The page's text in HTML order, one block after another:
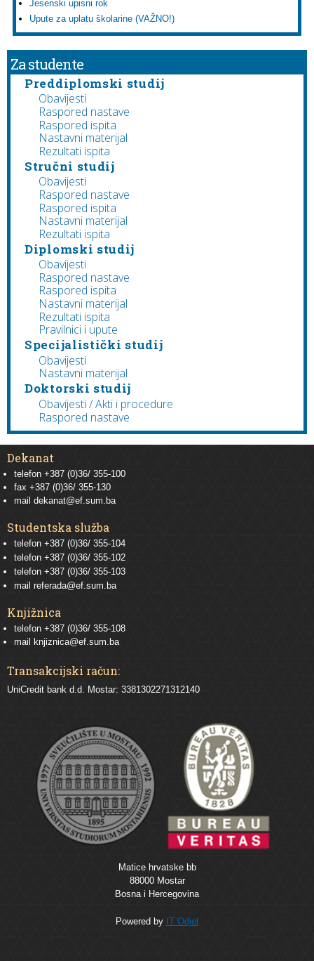
Jesenski upisni rok
Upute za uplatu školarine (VAŽNO!)
Za studente
Preddiplomski studij
Obavijesti
Raspored nastave
Raspored ispita
Nastavni materijal
Rezultati ispita
Stručni studij
Obavijesti
Raspored nastave
Raspored ispita
Nastavni materijal
Rezultati ispita
Diplomski studij
Obavijesti
Raspored nastave
Raspored ispita
Nastavni materijal
Rezultati ispita
Pravilnici i upute
Specijalistički studij
Obavijesti
Nastavni materijal
Doktorski studij
Obavijesti / Akti i procedure
Raspored nastave
Dekanat
telefon +387 (0)36/ 355-100
fax +387 (0)36/ 355-130
mail dekanat@ef.sum.ba
Studentska služba
telefon +387 (0)36/ 355-104
telefon +387 (0)36/ 355-102
telefon +387 (0)36/ 355-103
mail referada@ef.sum.ba
Knjižnica
telefon +387 (0)36/ 355-108
mail knjiznica@ef.sum.ba
Transakcijski račun:
UniCredit bank d.d. Mostar: 3381302271312140
Matice hrvatske bb
88000 Mostar
Bosna i Hercegovina
Powered by IT Odjel